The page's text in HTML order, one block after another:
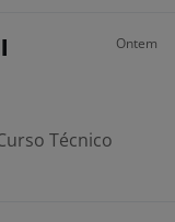
Ontem
Técnico